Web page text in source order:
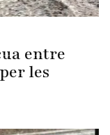
entre
les